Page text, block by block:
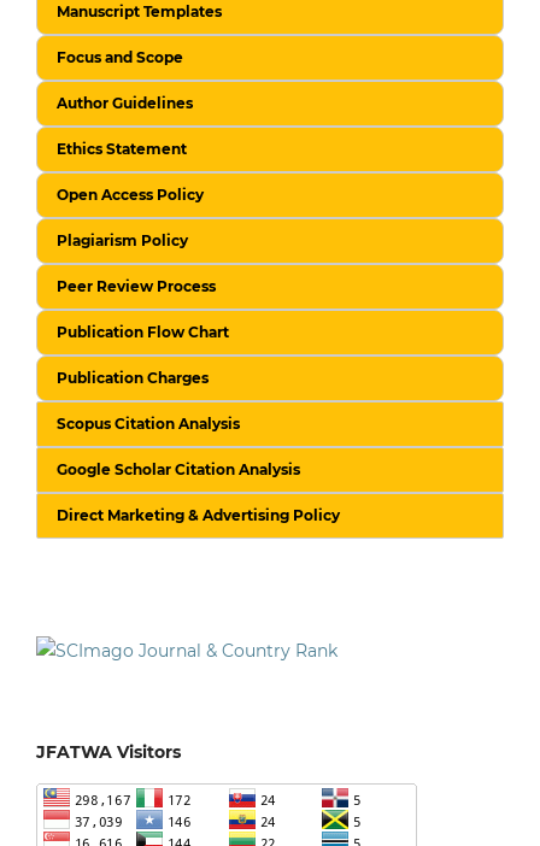
Manuscript Templates
Focus and Scope
Author Guidelines
Ethics Statement
Open Access Policy
Plagiarism Policy
Peer Review Process
Publication Flow Chart
Publication Charges
Scopus Citation Analysis
Google Scholar Citation Analysis
Direct Marketing & Advertising Policy
JFATWA Visitors